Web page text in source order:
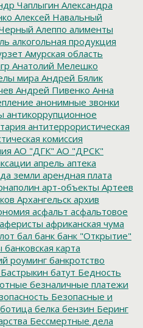
Чаплыгин Александра
Алексей Навальный
Алеппо алименты
алкогольная продукция
Амурская область
Анатолий Мелешко
мира Андрей Бялик
Андрей Пивенко Анна
анонимные звонки
антикоррупционное
антитеррористическая
комиссия
АО "ДГК" АО "ДРСК"
апрель аптека
земли арендная плата
арт-объекты Артеев
Архангельск архив
асфальт асфальтовое
аферисты африканская чума
бал банк банк "Открытие"
банковская карта
роуминг банкротство
Бастрыкин батут Бедность
безналичные платежи
Безопасные и
белка бензин Беринг
Бессмертные дела